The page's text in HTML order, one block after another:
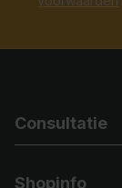
Consultatie
Shopinfo